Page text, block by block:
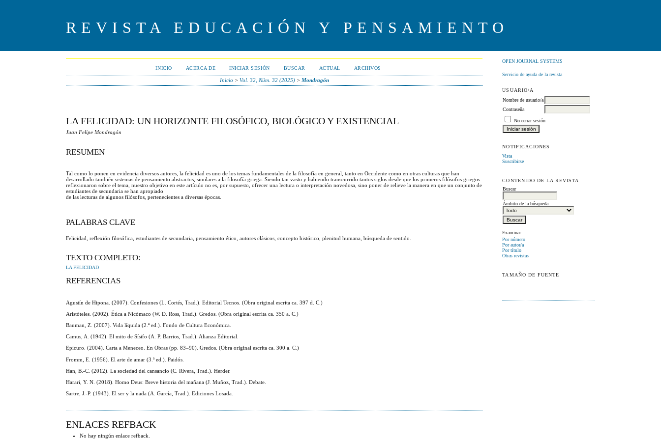
REVISTA EDUCACIÓN Y PENSAMIENTO
OPEN JOURNAL SYSTEMS
Servicio de ayuda de la revista
USUARIO/A
Nombre de usuario/a
Contraseña
No cerrar sesión
NOTIFICACIONES
Vista
Suscribirse
CONTENIDO DE LA REVISTA
Buscar
Ámbito de la búsqueda
Examinar
Por número
Por autor/a
Por título
Otras revistas
TAMAÑO DE FUENTE
INICIO ACERCA DE INICIAR SESIÓN BUSCAR ACTUAL ARCHIVOS
Inicio> Vol. 32, Núm. 32 (2025)> Mondragón
LA FELICIDAD: UN HORIZONTE FILOSÓFICO, BIOLÓGICO Y EXISTENCIAL
Juan Felipe Mondragón
RESUMEN
Tal como lo ponen en evidencia diversos autores, la felicidad es uno de los temas fundamentales de la filosofía en general, tanto en Occidente como en otras culturas que han
desarrollado también sistemas de pensamiento abstractos, similares a la filosofía griega. Siendo tan vasto y habiendo transcurrido tantos siglos desde que los primeros filósofos griegos
reflexionaron sobre el tema, nuestro objetivo en este artículo no es, por supuesto, ofrecer una lectura o interpretación novedosa, sino poner de relieve la manera en que un conjunto de
estudiantes de secundaria se han apropiado
de las lecturas de algunos filósofos, pertenecientes a diversas épocas.
PALABRAS CLAVE
Felicidad, reflexión filosófica, estudiantes de secundaria, pensamiento ético, autores clásicos, concepto histórico, plenitud humana, búsqueda de sentido.
TEXTO COMPLETO:
LA FELICIDAD
REFERENCIAS
Agustín de Hipona. (2007). Confesiones (L. Cortés, Trad.). Editorial Tecnos. (Obra original escrita ca. 397 d. C.)
Aristóteles. (2002). Ética a Nicómaco (W. D. Ross, Trad.). Gredos. (Obra original escrita ca. 350 a. C.)
Bauman, Z. (2007). Vida líquida (2.ª ed.). Fondo de Cultura Económica.
Camus, A. (1942). El mito de Sísifo (A. P. Barrios, Trad.). Alianza Editorial.
Epicuro. (2004). Carta a Meneceo. En Obras (pp. 83–90). Gredos. (Obra original escrita ca. 300 a. C.)
Fromm, E. (1956). El arte de amar (3.ª ed.). Paidós.
Han, B.-C. (2012). La sociedad del cansancio (C. Rivera, Trad.). Herder.
Harari, Y. N. (2018). Homo Deus: Breve historia del mañana (J. Muñoz, Trad.). Debate.
Sartre, J.-P. (1943). El ser y la nada (A. García, Trad.). Ediciones Losada.
ENLACES REFBACK
No hay ningún enlace refback.